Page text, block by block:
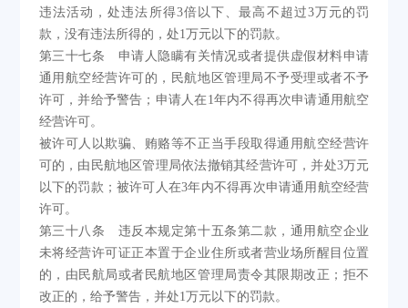
违法活动，处违法所得3倍以下、最高不超过3万元的罚
款，没有违法所得的，处1万元以下的罚款。
第三十七条 申请人隐瞒有关情况或者提供虚假材料申请
通用航空经营许可的，民航地区管理局不予受理或者不予
许可，并给予警告；申请人在1年内不得再次申请通用航空
经营许可。
被许可人以欺骗、贿赂等不正当手段取得通用航空经营许
可的，由民航地区管理局依法撤销其经营许可，并处3万元
以下的罚款；被许可人在3年内不得再次申请通用航空经营
许可。
第三十八条 违反本规定第十五条第二款，通用航空企业
未将经营许可证正本置于企业住所或者营业场所醒目位置
的，由民航局或者民航地区管理局责令其限期改正；拒不
改正的，给予警告，并处1万元以下的罚款。